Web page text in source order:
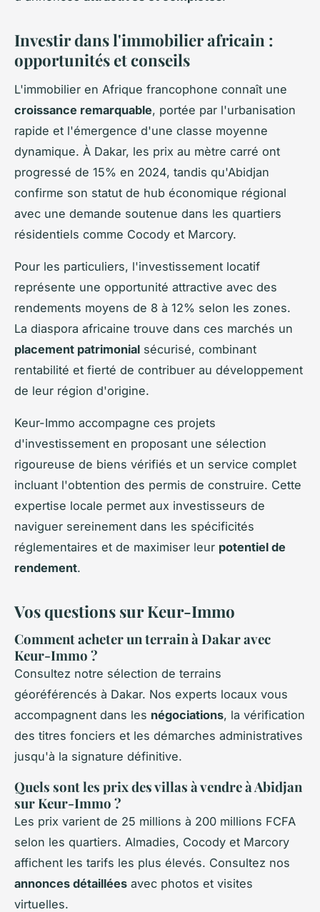
Investir dans l'immobilier africain :
opportunités et conseils
L'immobilier en Afrique francophone connaît une
croissance remarquable, portée par l'urbanisation
rapide et l'émergence d'une classe moyenne
dynamique. À Dakar, les prix au mètre carré ont
progressé de 15% en 2024, tandis qu'Abidjan
confirme son statut de hub économique régional
avec une demande soutenue dans les quartiers
résidentiels comme Cocody et Marcory.
Pour les particuliers, l'investissement locatif
représente une opportunité attractive avec des
rendements moyens de 8 à 12% selon les zones.
La diaspora africaine trouve dans ces marchés un
placement patrimonial sécurisé, combinant
rentabilité et fierté de contribuer au développement
de leur région d'origine.
Keur-Immo accompagne ces projets
d'investissement en proposant une sélection
rigoureuse de biens vérifiés et un service complet
incluant l'obtention des permis de construire. Cette
expertise locale permet aux investisseurs de
naviguer sereinement dans les spécificités
réglementaires et de maximiser leur potentiel de
rendement.
Vos questions sur Keur-Immo
Comment acheter un terrain à Dakar avec
Keur-Immo ?
Consultez notre sélection de terrains
géoréférencés à Dakar. Nos experts locaux vous
accompagnent dans les négociations, la vérification
des titres fonciers et les démarches administratives
jusqu'à la signature définitive.
Quels sont les prix des villas à vendre à Abidjan
sur Keur-Immo ?
Les prix varient de 25 millions à 200 millions FCFA
selon les quartiers. Almadies, Cocody et Marcory
affichent les tarifs les plus élevés. Consultez nos
annonces détaillées avec photos et visites
virtuelles.